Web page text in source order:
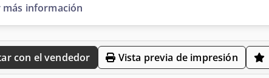
más información
con el vendedor Vista previa de impresión